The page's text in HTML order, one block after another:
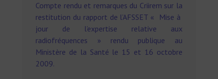
Compte rendu et remarques du Criirem sur la
restitution du rapport de l’AFSSET « Mise à
jour de l’expertise relative aux
radiofréquences » rendu publique au
Ministère de la Santé le 15 et 16 octobre
2009.